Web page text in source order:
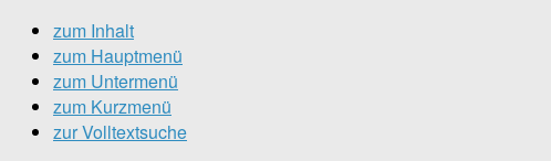
zum Inhalt
zum Hauptmenü
zum Untermenü
zum Kurzmenü
zur Volltextsuche